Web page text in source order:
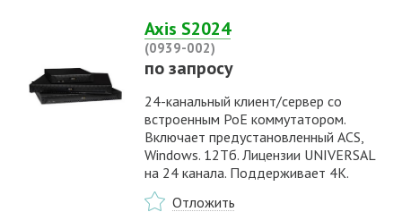
Axis S2024
(0939-002)
по запросу
24-канальный клиент/сервер со
встроенным PoE коммутатором.
Включает предустановленный ACS,
Windows. 12Тб. Лицензии UNIVERSAL
на 24 канала. Поддерживает 4K.
Отложить